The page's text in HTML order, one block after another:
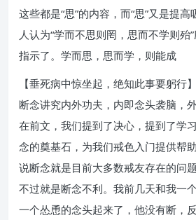
这些都是“思”的内容，而“思”又是提
人认为“学而不思则罔，思而不学则殆
指示了。学而思，思而学，则能成
【垂死病中惊坐起，绝知此事要躬行】
断念讲究内外功夫，内即念头袭脑，
在前文，我们提到了决心，提到了学
念的奠基石，为我们戒色入门提供帮
说断念就是目前大多数戒友存在的问
不过就是断念不利。我前几天和我一
一个怂恿的念头起来了，他没有断，